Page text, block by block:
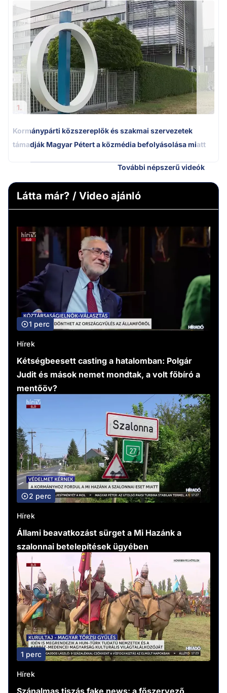
1.
Kormánypárti közszereplők és szakmai szervezetek
támadják Magyar Pétert a közmédia befolyásolása miatt
További népszerű videók
Látta már? / Video ajánló
1 perc
Hírek
Kétségbeesett casting a hatalomban: Polgár
Judit és mások nemet mondtak, a volt főbíró a
mentőöv?
2 perc
Hírek
Állami beavatkozást sürget a Mi Hazánk a
szalonnai betelepítések ügyében
1 perc
Hírek